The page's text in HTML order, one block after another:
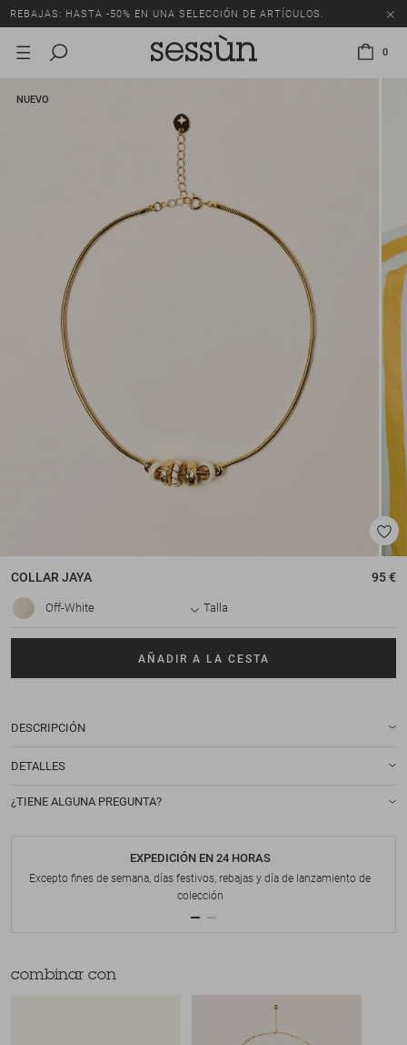
REBAJAS: HASTA -50% EN UNA SELECCIÓN DE ARTÍCULOS.
0
NUEVO
COLLARJAYA 95 €
Off-White Talla
AÑADIR A LA CESTA
DESCRIPCIÓN
DETALLES
¿TIENE ALGUNA PREGUNTA?
EXPEDICIÓN EN 24 HORAS
Excepto fines de semana, días festivos, rebajas y día de lanzamiento de
colección
combinar con